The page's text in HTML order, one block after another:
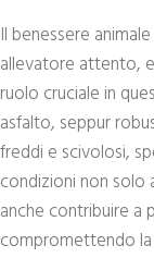
Il benessere
allevatore attento,
ruolo cruciale in
asfalto, seppur
freddi e scivolosi,
condizioni non solo
anche contribuire a
compromettendo